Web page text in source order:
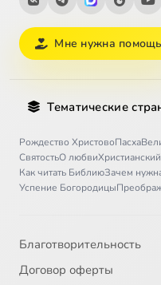
Мне нужна помощь
Тематические
Рождество ХристовоПасха
СвятостьО любви
Как читать БиблиюЗачем
Успение Богородицы
Благотворительность
Договор оферты